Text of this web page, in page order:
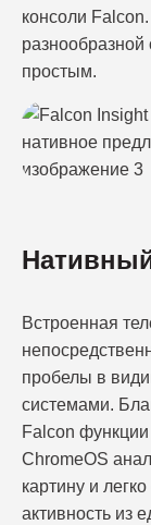
консоли
разнообразной
простым.
Встроенная
пробелы в
системами.
Falcon функции
ChromeOS
картину и
активность из